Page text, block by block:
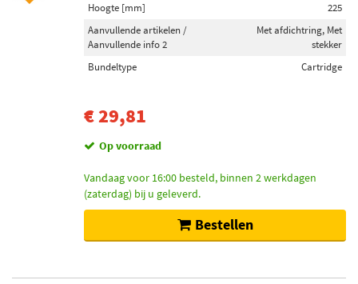
Hoogte [mm]
225
Aanvullende artikelen /
Aanvullende info 2
Met afdichtring, Met
stekker
Bundeltype
Cartridge
€ 29,81
Op voorraad
Vandaag voor 16:00 besteld, binnen 2 werkdagen
(zaterdag) bij u geleverd.
Bestellen